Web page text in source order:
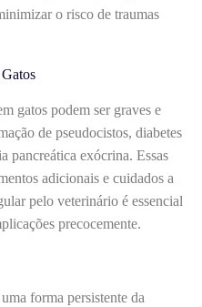
o risco de traumas
gatos podem ser graves e
de pseudocistos, diabetes
pancreática exócrina. Essas
adicionais e cuidados a
pelo veterinário é essencial
precocemente.
forma persistente da